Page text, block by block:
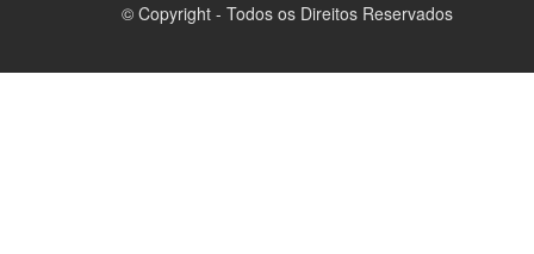
© Copyright - Todos os Direitos Reservados